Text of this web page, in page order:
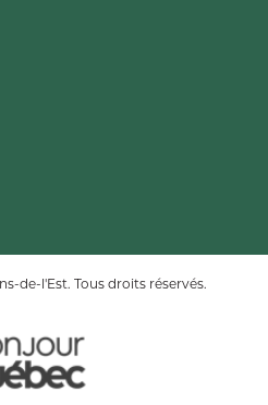
de-l'Est. Tous droits réservés.